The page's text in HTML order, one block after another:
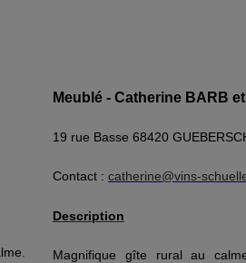
Meublé - Catherine BARB
19 rue Basse 68420
Contact : catherine@vins-
Description
Magnifique gîte rural au